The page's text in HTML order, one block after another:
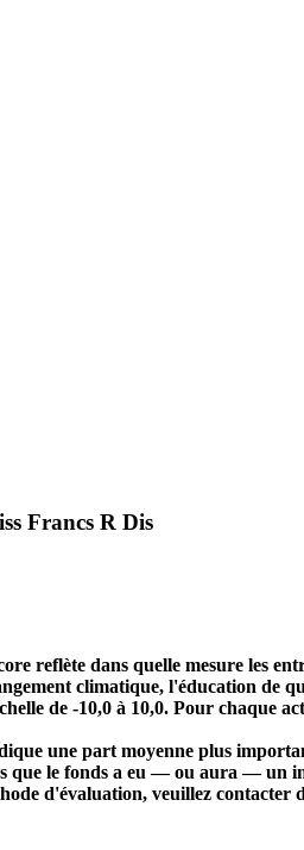
Francs R Dis
reflète dans quelle mesure les
climatique, l'éducation de
de -10,0 à 10,0. Pour chaque
une part moyenne plus
que le fonds a eu — ou aura — un
d'évaluation, veuillez